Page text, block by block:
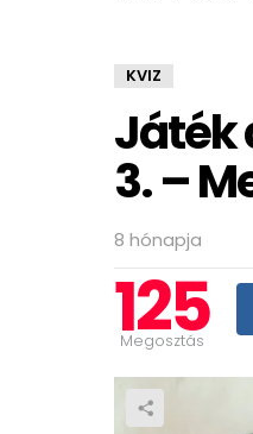
KVIZ
Játék
3. –
8 hónapja
125
Megosztás